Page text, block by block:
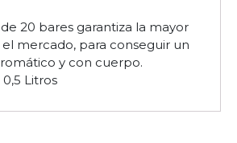
20 bares garantiza la mayor
mercado, para conseguir un
y con cuerpo.
Litros